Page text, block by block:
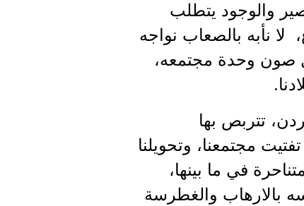
والوجود يتطلب
نأبه بالصعاب نواجه
صون وحدة مجتمعه،
تتربص بها
مجتمعنا، وتحويلنا
في ما بينها،
بالارهاب والغطرسة